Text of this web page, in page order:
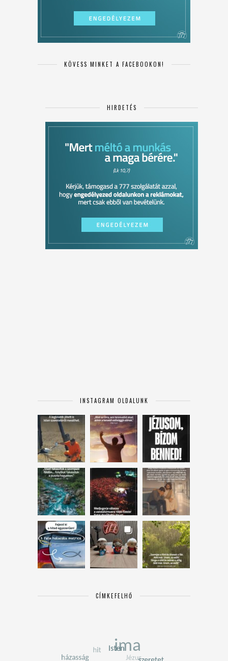
KÖVESS MINKET A FACEBOOKON!
HIRDETÉS
INSTAGRAM OLDALUNK
CÍMKEFELHŐ